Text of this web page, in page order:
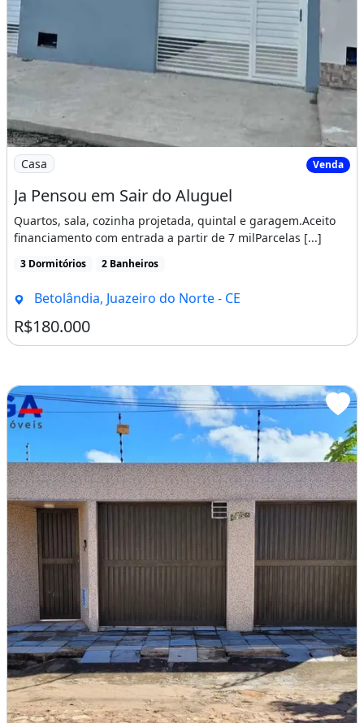
Imagem: Ja Pensou em Sair do Aluguel
Quartos, sala, cozinha projetada, quintal e garagem.Aceito
financiamento com entrada a partir de 7 milParcelas [...]
3 Dormitórios 2 Banheiros
Betolândia, Juazeiro do Norte - CE
R$180.000